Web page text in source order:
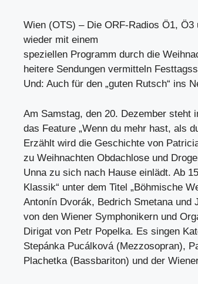
Wien (OTS) – Die ORF-Radios Ö1, Ö3
wieder mit einem
speziellen Programm durch die
heitere Sendungen vermitteln
Und: Auch für den „guten Rutsch“ ins
Am Samstag, den 20. Dezember steht
das Feature „Wenn du mehr hast, als
Erzählt wird die Geschichte von
zu Weihnachten Obdachlose und
Unna zu sich nach Hause einlädt. Ab
Klassik“ unter dem Titel „Böhmische
Antonín Dvorák, Bedrich Smetana und
von den Wiener Symphonikern und
Dirigat von Petr Popelka. Es singen
Stepánka Pucálková (Mezzosopran),
Plachetka (Bassbariton) und der